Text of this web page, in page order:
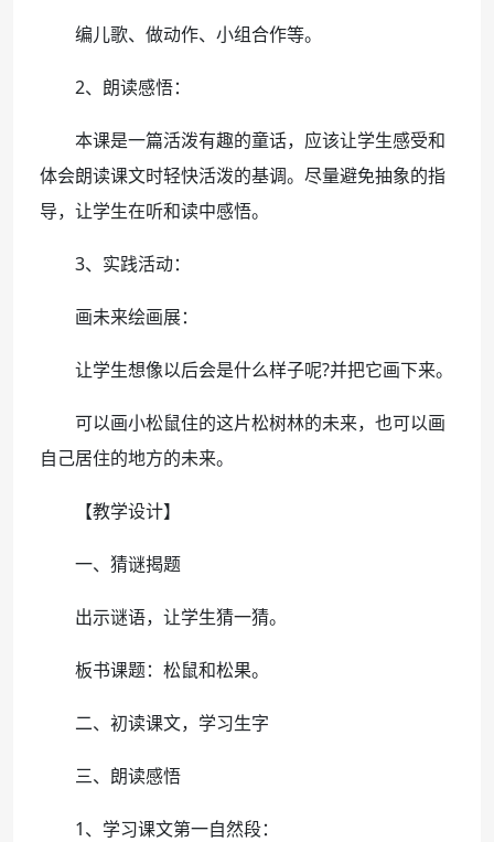
编儿歌、做动作、小组合作等。
2、朗读感悟：
本课是一篇活泼有趣的童话，应该让学生感受和
体会朗读课文时轻快活泼的基调。尽量避免抽象的指
导，让学生在听和读中感悟。
3、实践活动：
画未来绘画展：
让学生想像以后会是什么样子呢?并把它画下来。
可以画小松鼠住的这片松树林的未来，也可以画
自己居住的地方的未来。
【教学设计】
一、猜谜揭题
出示谜语，让学生猜一猜。
板书课题：松鼠和松果。
二、初读课文，学习生字
三、朗读感悟
1、学习课文第一自然段：